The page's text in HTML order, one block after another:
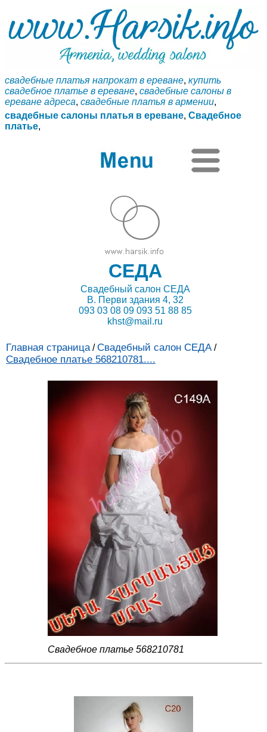
свадебные платья напрокат в ереване, купить
свадебное платье в ереване, свадебные салоны в
ереване адреса, свадебные платья в армении,
свадебные салоны платья в ереване, Свадебное
платье,
СЕДА
Свадебный салон СЕДА
В. Перви здания 4, 32
093 03 08 09 093 51 88 85
khst@mail.ru
Главная страница /Свадебный салон СЕДА /
Свадебное платье 568210781....
Свадебное платье 568210781